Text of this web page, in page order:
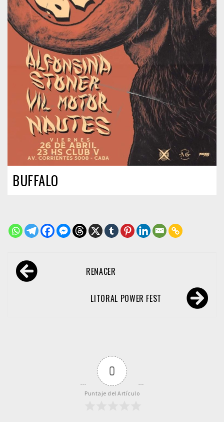
BUFFALO
Navegación
de RENACER
LITORAL POWER FEST
0
Puntaje del Artículo